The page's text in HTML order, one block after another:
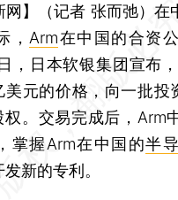
网】（记者 张而弛） 在
， Arm在中国的合资
，日本软银集团宣布
美元的价格，向一批投
权。交易完成后，Arm
掌握Arm在中国的半
新的专利。